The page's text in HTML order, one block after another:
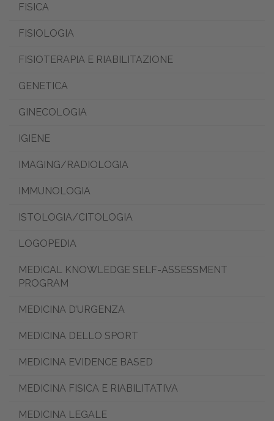
FISICA
FISIOLOGIA
FISIOTERAPIA E RIABILITAZIONE
GENETICA
GINECOLOGIA
IGIENE
IMAGING/RADIOLOGIA
IMMUNOLOGIA
ISTOLOGIA/CITOLOGIA
LOGOPEDIA
MEDICAL KNOWLEDGE SELF-ASSESSMENT
PROGRAM
MEDICINA D’URGENZA
MEDICINA DELLO SPORT
MEDICINA EVIDENCE BASED
MEDICINA FISICA E RIABILITATIVA
MEDICINA LEGALE